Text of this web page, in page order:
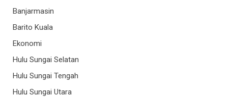
Banjarmasin
Barito Kuala
Ekonomi
Hulu Sungai Selatan
Hulu Sungai Tengah
Hulu Sungai Utara